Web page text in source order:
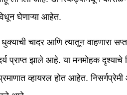
वेधून घेणाऱ्या आहेत.
धुक्याची चादर आणि त्यातून वाहणारा
प्राप्त झाले आहे. या मनमोहक दृश्याचे
व्हायरल होत आहेत.